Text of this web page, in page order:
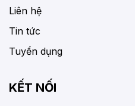
Liên hệ
Tin tức
Tuyển dụng
KẾT NỐI